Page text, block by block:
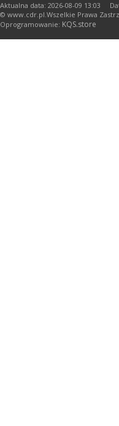
Aktualna data: 2026-08-09 13:03
© www.cdr.pl.Wszelkie Prawa
Oprogramowanie: KQS.store